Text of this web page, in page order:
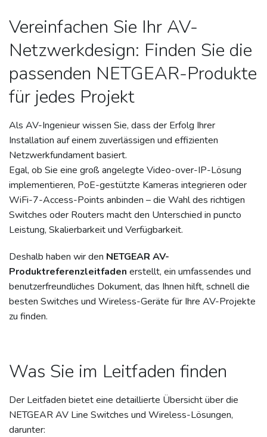
Vereinfachen Sie Ihr AV-
Netzwerkdesign: Finden Sie die
passenden NETGEAR-Produkte
für jedes Projekt
Als AV-Ingenieur wissen Sie, dass der Erfolg Ihrer
Installation auf einem zuverlässigen und effizienten
Netzwerkfundament basiert.
Egal, ob Sie eine groß angelegte Video-over-IP-Lösung
implementieren, PoE-gestützte Kameras integrieren oder
WiFi-7-Access-Points anbinden – die Wahl des richtigen
Switches oder Routers macht den Unterschied in puncto
Leistung, Skalierbarkeit und Verfügbarkeit.
Deshalb haben wir den NETGEAR AV-
Produktreferenzleitfaden erstellt, ein umfassendes und
benutzerfreundliches Dokument, das Ihnen hilft, schnell die
besten Switches und Wireless-Geräte für Ihre AV-Projekte
zu finden.
Was Sie im Leitfaden finden
Der Leitfaden bietet eine detaillierte Übersicht über die
NETGEAR AV Line Switches und Wireless-Lösungen,
darunter: